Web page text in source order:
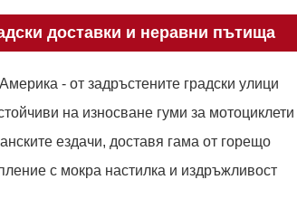
доставки и неравни пътища
- от задръстените градски улици
на износване гуми за мотоциклети
ездачи, доставя гама от горещо
с мокра настилка и издръжливост